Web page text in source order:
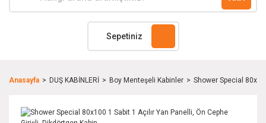
Sepetiniz
Anasayfa DUŞ KABİNLERİ Boy Menteşeli Kabinler Shower Special